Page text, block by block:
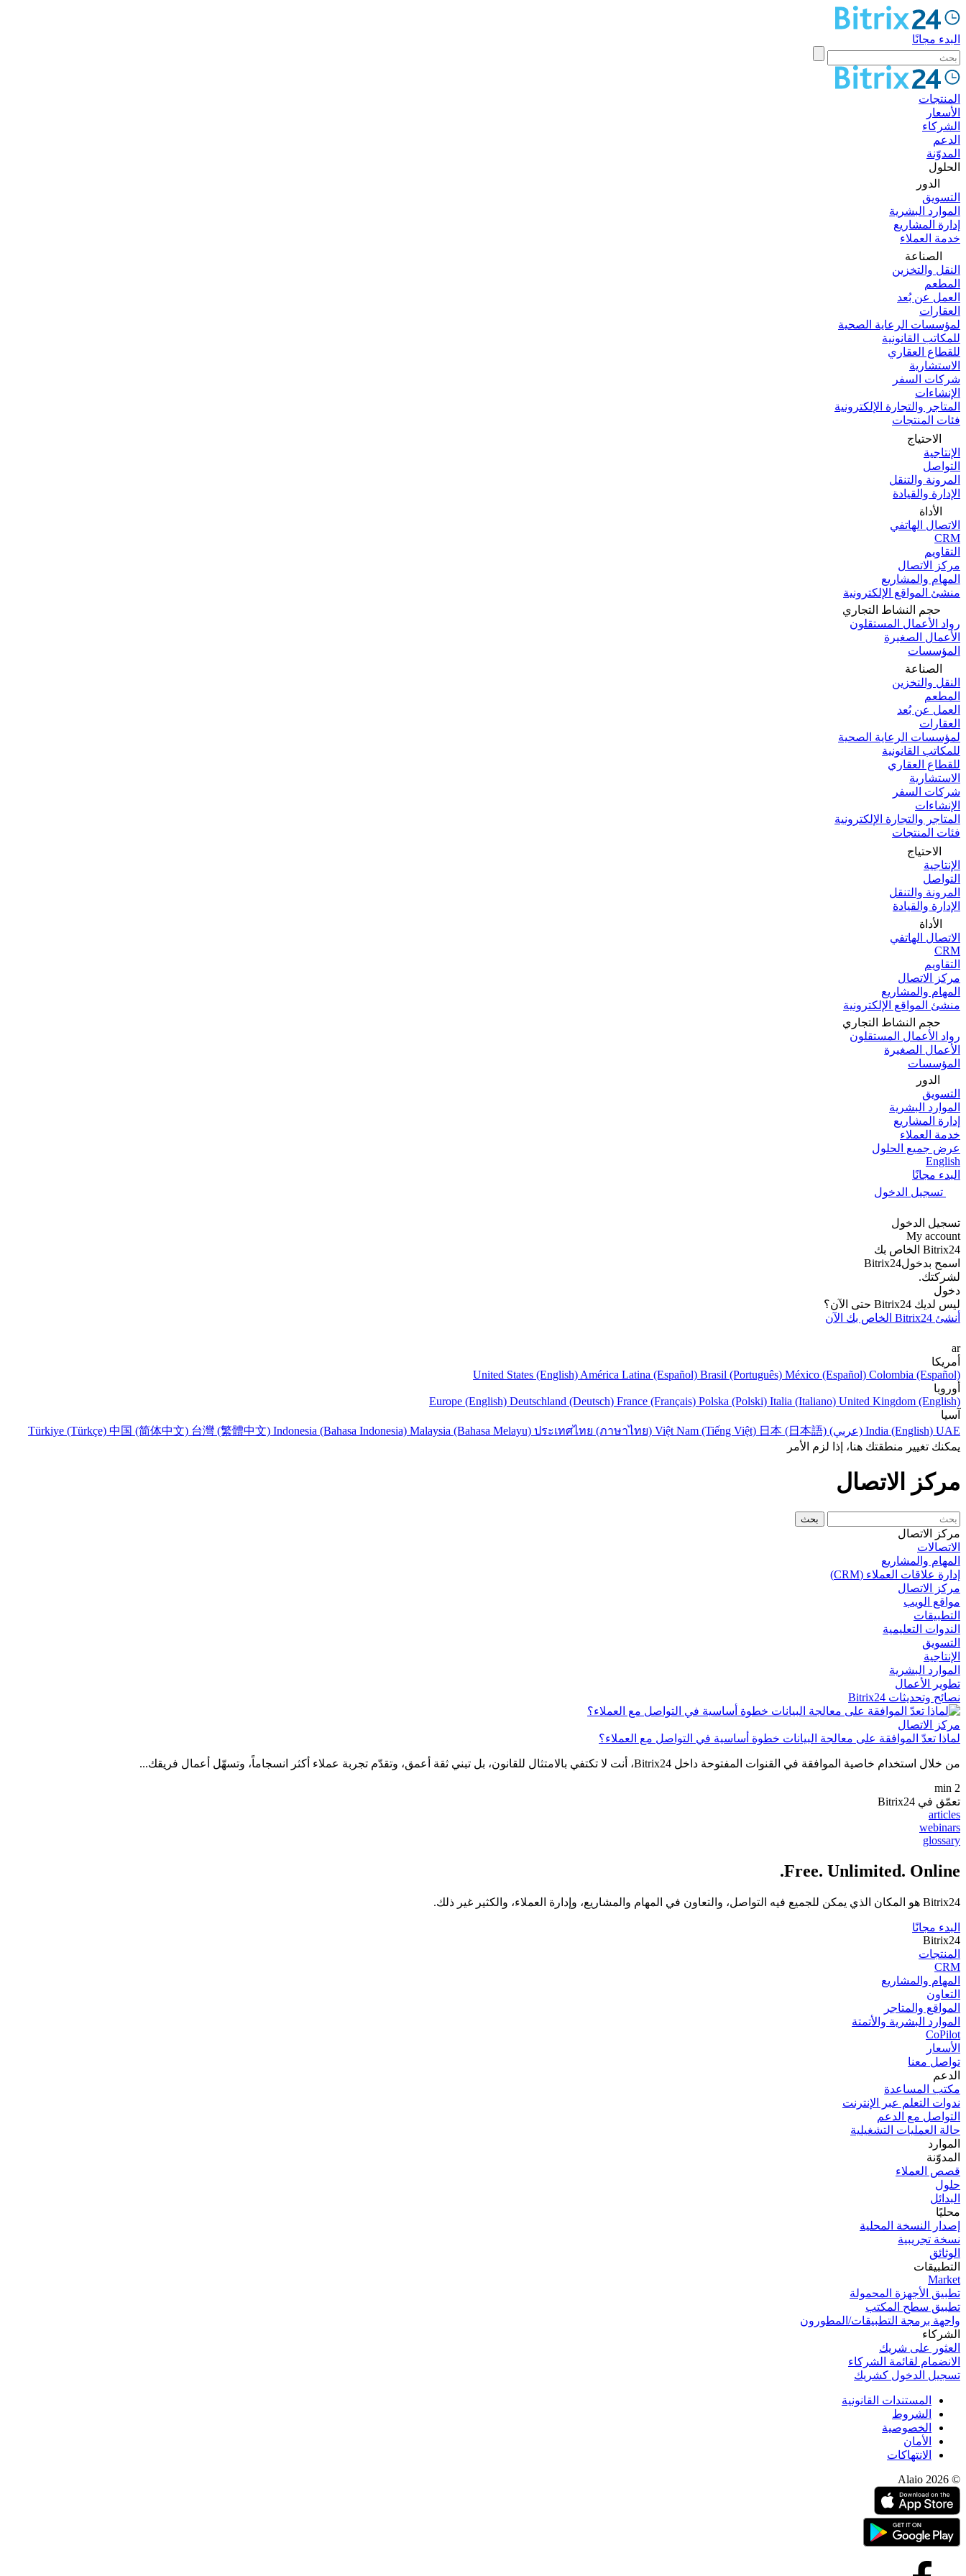
البدء مجانًا
المنتجات
الأسعار
الشركاء
الدعم
المدوّنة
الحلول
الدور
التسويق
الموارد البشرية
إدارة المشاريع
خدمة العملاء
الصناعة
النقل والتخزين
المطعم
العمل عن بُعد
العقارات
لمؤسسات الرعاية الصحية
للمكاتب القانونية
للقطاع العقاري
الاستشارية
شركات السفر
الإنشاءات
المتاجر والتجارة الإلكترونية
فئات المنتجات
الاحتياج
الإنتاجية
التواصل
المرونة والتنقل
الإدارة والقيادة
الأداة
الاتصال الهاتفي
CRM
التقاويم
مركز الاتصال
المهام والمشاريع
منشئ المواقع الإلكترونية
حجم النشاط التجاري
رواد الأعمال المستقلون
الأعمال الصغيرة
المؤسسات
الصناعة
النقل والتخزين
المطعم
العمل عن بُعد
العقارات
لمؤسسات الرعاية الصحية
للمكاتب القانونية
للقطاع العقاري
الاستشارية
شركات السفر
الإنشاءات
المتاجر والتجارة الإلكترونية
فئات المنتجات
الاحتياج
الإنتاجية
التواصل
المرونة والتنقل
الإدارة والقيادة
الأداة
الاتصال الهاتفي
CRM
التقاويم
مركز الاتصال
المهام والمشاريع
منشئ المواقع الإلكترونية
حجم النشاط التجاري
رواد الأعمال المستقلون
الأعمال الصغيرة
المؤسسات
الدور
التسويق
الموارد البشرية
إدارة المشاريع
خدمة العملاء
عرض جميع الحلول
English
البدء مجانًا
تسجيل الدخول
تسجيل الدخول
My account
Bitrix24 الخاص بك
اسمح بدخولBitrix24
لشركتك.
دخول
ليس لديك Bitrix24 حتى الآن؟
أنشئ Bitrix24 الخاص بك الآن
ar
أمريكا
United States (English) América Latina (Español) Brasil (Português) México (Español) Colombia (Español)
أوروبا
Europe (English) Deutschland (Deutsch) France (Français) Polska (Polski) Italia (Italiano) United Kingdom (English)
آسيا
India (English) UAE (عربي) Türkiye (Türkçe) 中国 (简体中文) 台灣 (繁體中文) Indonesia (Bahasa Indonesia) Malaysia (Bahasa Melayu) ประเทศไทย (ภาษาไทย) Việt Nam (Tiếng Việt) 日本 (日本語)
يمكنك تغيير منطقتك هنا، إذا لزم الأمر
مركز الاتصال
مركز الاتصال
الاتصالات
المهام والمشاريع
إدارة علاقات العملاء (CRM)
مركز الاتصال
مواقع الويب
التطبيقات
الندوات التعليمية
التسويق
الإنتاجية
الموارد البشرية
تطوير الأعمال
نصائح وتحديثات Bitrix24
مركز الاتصال
لماذا تعدّ الموافقة على معالجة البيانات خطوة أساسية في التواصل مع العملاء؟
من خلال استخدام خاصية الموافقة في القنوات المفتوحة داخل Bitrix24، أنت لا تكتفي بالامتثال للقانون، بل تبني ثقة أعمق، وتقدّم تجربة عملاء أكثر انسجاماً، وتسهّل أعمال فريقك...
2 min
تعمّق في Bitrix24
articles
webinars
glossary
Free. Unlimited. Online.
Bitrix24 هو المكان الذي يمكن للجميع فيه التواصل، والتعاون في المهام والمشاريع، وإدارة العملاء، والكثير غير ذلك.
البدء مجانًا
Bitrix24
المنتجات
CRM
المھام والمشاریع
التعاون
المواقع والمتاجر
الموارد البشرية والأتمتة
CoPilot
الأسعار
تواصل معنا
الدعم
مكتب المساعدة
ندوات التعلم عبر الإنترنت
التواصل مع الدعم
حالة العمليات التشغيلية
الموارد
المدوّنة
قصص العملاء
حلول
البدائل
محليًا
إصدار النسخة المحلية
نسخة تجریبیة
الوثائق
التطبيقات
Market
تطبيق الأجهزة المحمولة
تطبيق سطح المكتب
واجهة برمجة التطبيقات/المطورون
الشركاء
العثور على شريك
الانضمام لقائمة الشركاء
تسجيل الدخول كشريك
المستندات القانونية
الشروط
الخصوصية
الأمان
الانتهاكات
© 2026 Alaio